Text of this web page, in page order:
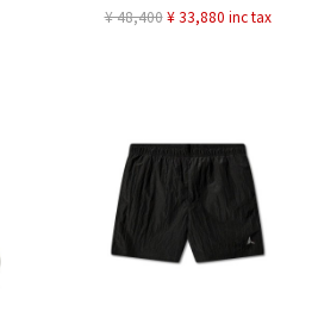
¥ 48,400 ¥ 33,880 inc tax